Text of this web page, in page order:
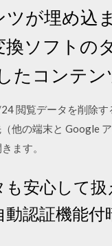
が埋め込
ソフトの
たコンテ
覧データを削除す
他の端末と Google
ます。
安心して
認証機能付